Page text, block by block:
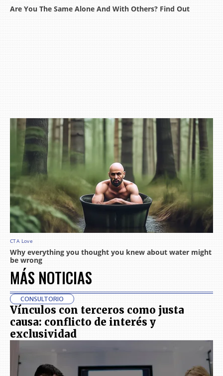
MÁS NOTICIAS
CONSULTORIO
Vínculos con terceros como justa
causa: conflicto de interés y
exclusividad